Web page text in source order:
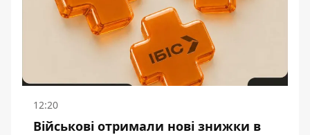
12:20
Військові отримали нові знижки в